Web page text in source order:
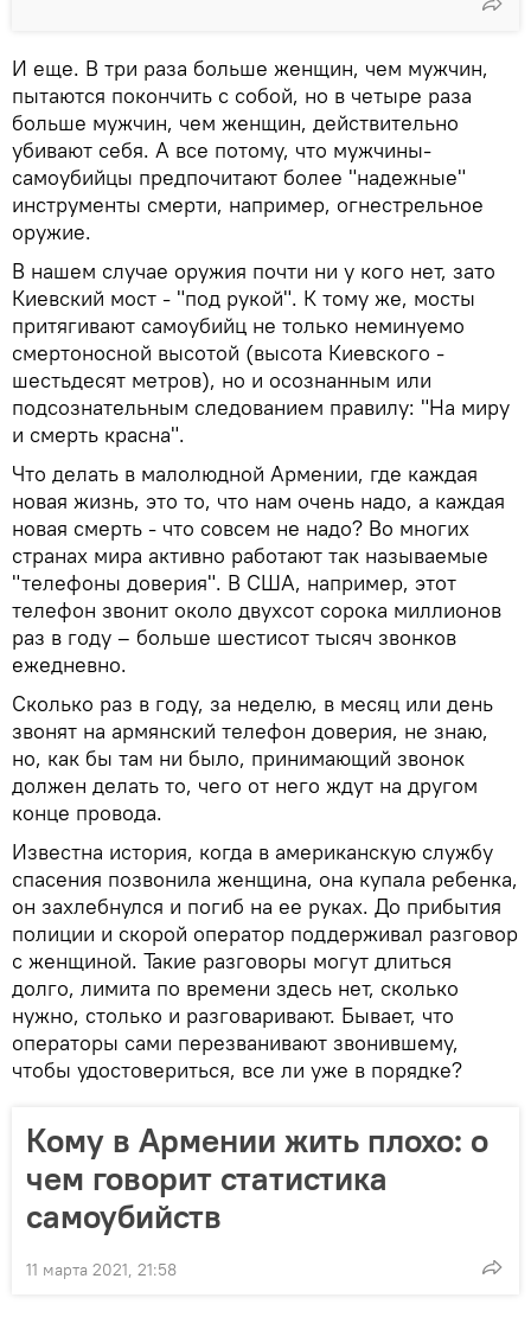
И еще. В три раза больше женщин, чем мужчин,
пытаются покончить с собой, но в четыре раза
больше мужчин, чем женщин, действительно
убивают себя. А все потому, что мужчины-
самоубийцы предпочитают более "надежные"
инструменты смерти, например, огнестрельное
оружие.
В нашем случае оружия почти ни у кого нет, зато
Киевский мост - "под рукой". К тому же, мосты
притягивают самоубийц не только неминуемо
смертоносной высотой (высота Киевского -
шестьдесят метров), но и осознанным или
подсознательным следованием правилу: "На миру
и смерть красна".
Что делать в малолюдной Армении, где каждая
новая жизнь, это то, что нам очень надо, а каждая
новая смерть - что совсем не надо? Во многих
странах мира активно работают так называемые
"телефоны доверия". В США, например, этот
телефон звонит около двухсот сорока миллионов
раз в году – больше шестисот тысяч звонков
ежедневно.
Сколько раз в году, за неделю, в месяц или день
звонят на армянский телефон доверия, не знаю,
но, как бы там ни было, принимающий звонок
должен делать то, чего от него ждут на другом
конце провода.
Известна история, когда в американскую службу
спасения позвонила женщина, она купала ребенка,
он захлебнулся и погиб на ее руках. До прибытия
полиции и скорой оператор поддерживал разговор
с женщиной. Такие разговоры могут длиться
долго, лимита по времени здесь нет, сколько
нужно, столько и разговаривают. Бывает, что
операторы сами перезванивают звонившему,
чтобы удостовериться, все ли уже в порядке?
Кому в Армении жить плохо: о
чем говорит статистика
самоубийств
11 марта 2021, 21:58